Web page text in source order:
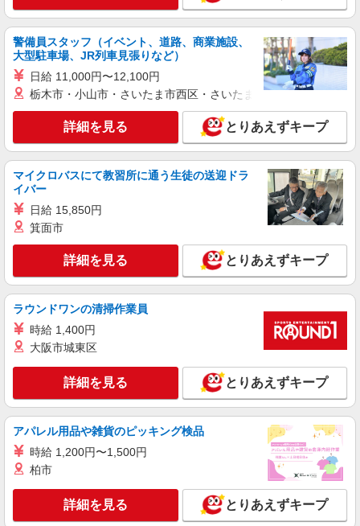
キープ 詳細を見る
パート
ユニクロ
接客・販売スタッフ
通常月：時給1,500円〜 ◎昇給昇格制度あり（年4
回） ◎8時間以上勤務で残業手当あり
東京都江東区豊洲2-4-9 アーバンドック らら
詳細を見る
アルバイト
ACE BAGS＆LUGGAGE
販売スタッフ
【アルバイト】時給1,500円+交通費全額支給
ダイバーシティ東京プラザ 東京都江東区青海
1-1-10 ダイバーシティ東京プラザ
キープ 詳細を見る
パート 契約社員
GU
接客・販売／レジ／商品整理・補充／試着のお
手伝い
［アルバイト・パート・契約社員］時給1,500
円〜1,750円 ※経験・能力により優遇します。
※22:00以降は時給25％アップ ★OPEN特別時給
1,700円（OPEN月のみ） ※オープン日が変更とな
った場合、オープン月特別時給の対象月が変更と
アーバンドック ららぽーと豊洲 東京都江東区
豊洲2-4-9 アーバンドック ららぽーと豊洲
警備員スタッフ（イベント、道路、商業施設、
大型駐車場、JR列車見張りなど）
日給 11,000円〜12,100円
栃木市・小山市・さいたま市西区・さいたま市岩槻区・久喜市・
詳細を見る とりあえずキープ
マイクロバスにて教習所に通う生徒の送迎ドラ
イバー
日給 15,850円
箕面市
詳細を見る とりあえずキープ
ラウンドワンの清掃作業員
時給 1,400円
大阪市城東区
詳細を見る とりあえずキープ
アパレル用品や雑貨のピッキング検品
時給 1,200円〜1,500円
柏市
詳細を見る とりあえずキープ